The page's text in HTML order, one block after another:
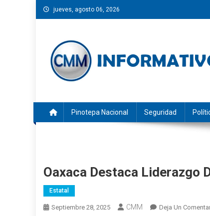
Saltar
al
jueves, agosto 06, 2026
Pinotepa Nacional Seguridad
Oaxaca Destaca Liderazgo
Estatal
Septiembre 28, 2025 CMM Deja Un